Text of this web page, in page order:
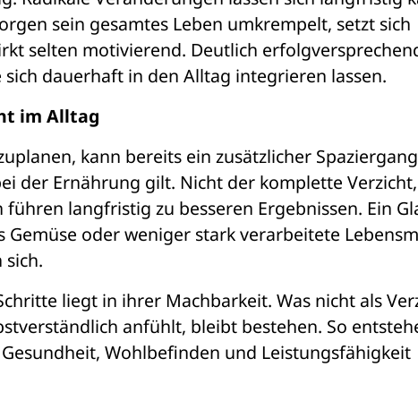
sein gesamtes Leben umkrempelt, setzt sich
selten motivierend. Deutlich
dauerhaft in den Alltag integrieren lassen.
im Alltag
kann bereits ein zusätzlicher Spaziergang
der Ernährung gilt. Nicht der komplette Verzicht,
langfristig zu besseren Ergebnissen. Ein
Gemüse oder weniger stark verarbeitete
liegt in ihrer Machbarkeit. Was nicht als
anfühlt, bleibt bestehen. So
Wohlbefinden und Leistungsfähigkeit